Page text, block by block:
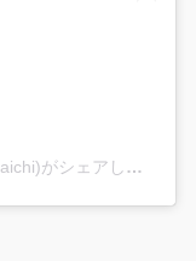
Crystal Palace 18 鎌田 大地(@kamadadaichi)がシェアした投稿